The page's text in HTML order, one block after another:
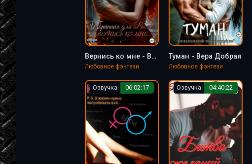
Вернись ко мне - Вера Добрая
Любовное фэнтези
Туман - Вера Добрая
Любовное фэнтези
Озвучка 06:02:17 Озвучка 04:40:22